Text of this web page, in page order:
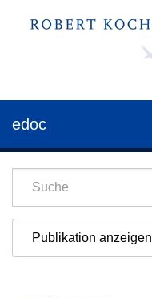
edoc
Publikation anzeigen